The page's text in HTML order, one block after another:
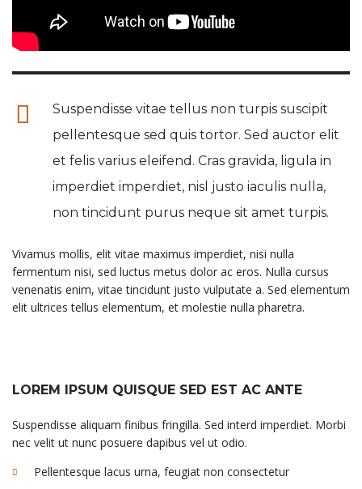
Suspendisse vitae tellus non turpis suscipit
pellentesque sed quis tortor. Sed auctor elit
et felis varius eleifend. Cras gravida, ligula in
imperdiet imperdiet, nisl justo iaculis nulla,
non tincidunt purus neque sit amet turpis.
Vivamus mollis, elit vitae maximus imperdiet, nisi nulla
fermentum nisi, sed luctus metus dolor ac eros. Nulla cursus
venenatis enim, vitae tincidunt justo vulputate a. Sed elementum
elit ultrices tellus elementum, et molestie nulla pharetra.
LOREM IPSUM QUISQUE SED EST AC ANTE
Suspendisse aliquam finibus fringilla. Sed interd imperdiet. Morbi
nec velit ut nunc posuere dapibus vel ut odio.
Pellentesque lacus urna, feugiat non consectetur